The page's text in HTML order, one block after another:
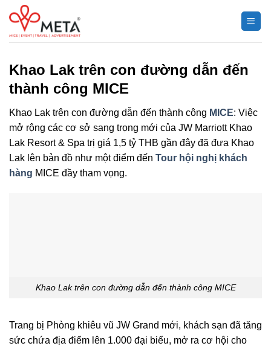
Chuyển
đến
nội
Khao Lak trên con đường dẫn đến
thành công MICE
Khao Lak trên con đường dẫn đến thành công MICE: Việc
mở rộng các cơ sở sang trọng mới của JW Marriott Khao
Lak Resort & Spa trị giá 1,5 tỷ THB gần đây đã đưa Khao
Lak lên bản đồ như một điểm đến Tour hội nghị khách
hàng MICE đầy tham vọng.
Khao Lak trên con đường dẫn đến thành công MICE
Trang bị Phòng khiêu vũ JW Grand mới, khách sạn đã tăng
sức chứa địa điểm lên 1.000 đại biểu, mở ra cơ hội cho